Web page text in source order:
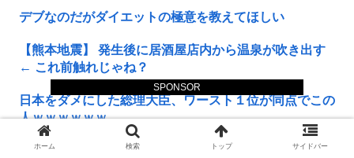
SPONSOR
デブなのだがダイエットの極意を教えてほしい
【熊本地震】 発生後に居酒屋店内から温泉が吹き出す
← これ前触れじゃね？
日本をダメにした総理大臣、ワースト１位が同点でこの
人ｗｗｗｗｗｗ
【画像】 まま「なんかプール入ってたら学生にめっち
ホーム 検索 トップ サイドバー